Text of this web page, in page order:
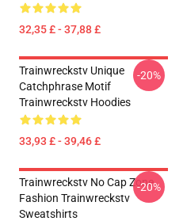
32,35 £ - 37,88 £
Trainwreckstv Unique
Catchphrase Motif
Trainwreckstv Hoodies
33,93 £ - 39,46 £
-20%
Trainwreckstv No Cap Zone
Fashion Trainwreckstv
Sweatshirts
-20%